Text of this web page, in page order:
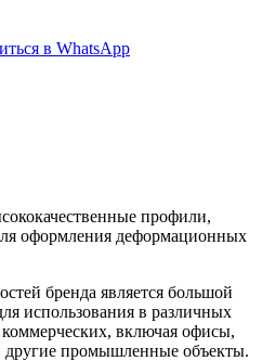
профили,
оформления деформационных
бренда является большой
использования в различных
включая офисы,
промышленные объекты.